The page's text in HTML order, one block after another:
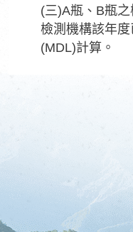
(三)A瓶、B瓶
檢測機構該年
(MDL)計算。